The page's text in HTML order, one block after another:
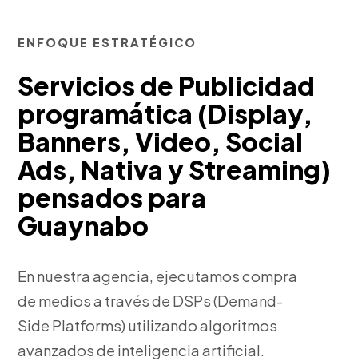
ENFOQUE ESTRATÉGICO
Servicios de Publicidad
programática (Display,
Banners, Video, Social
Ads, Nativa y Streaming)
pensados para
Guaynabo
En nuestra agencia, ejecutamos compra
de medios a través de DSPs (Demand-
Side Platforms) utilizando algoritmos
avanzados de inteligencia artificial.